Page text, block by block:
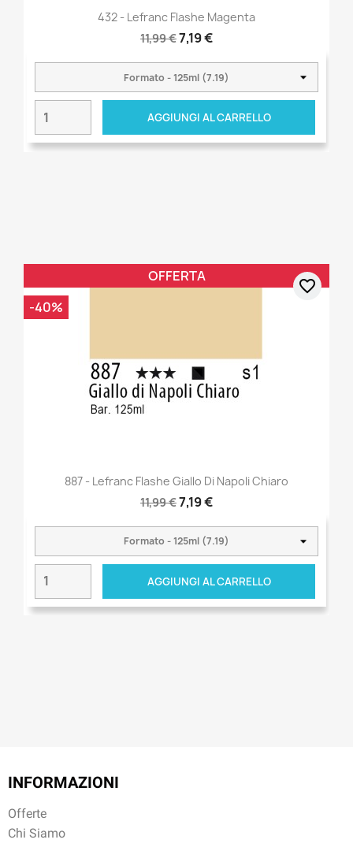
432 - Lefranc Flashe Magenta
11,99 €7,19 €
AGGIUNGI AL CARRELLO
887 - Lefranc Flashe Giallo Di Napoli Chiaro
11,99 €7,19 €
AGGIUNGI AL CARRELLO
OFFERTA
-40%
favorite_border
INFORMAZIONI
Offerte
Chi Siamo